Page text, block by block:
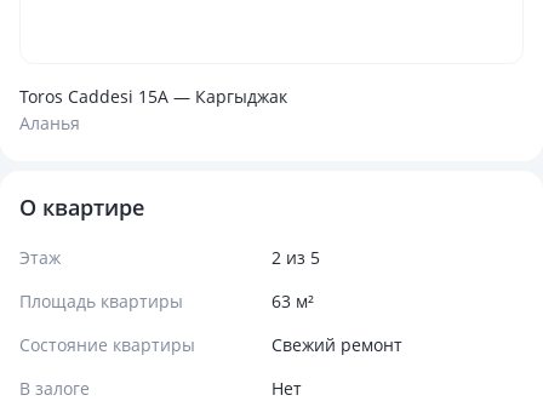
Toros Caddesi 15А — Каргыджак
Аланья
О квартире
Этаж
2 из 5
Площадь квартиры
63 м²
Состояние квартиры
Свежий ремонт
В залоге
Нет